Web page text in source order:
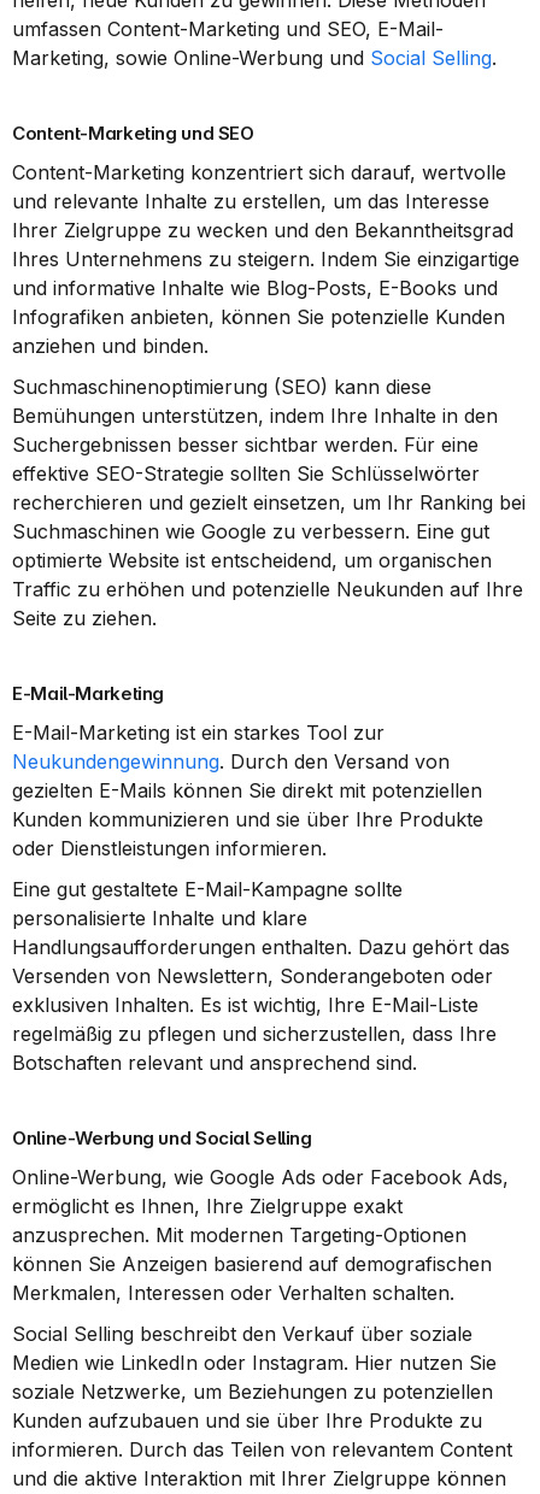
umfassen Content-Marketing und SEO, E-Mail-
Marketing, sowie Online-Werbung und Social Selling.
Content-Marketing und SEO
Content-Marketing konzentriert sich darauf, wertvolle
und relevante Inhalte zu erstellen, um das Interesse
Ihrer Zielgruppe zu wecken und den Bekanntheitsgrad
Ihres Unternehmens zu steigern. Indem Sie einzigartige
und informative Inhalte wie Blog-Posts, E-Books und
Infografiken anbieten, können Sie potenzielle Kunden
anziehen und binden.
Suchmaschinenoptimierung (SEO) kann diese
Bemühungen unterstützen, indem Ihre Inhalte in den
Suchergebnissen besser sichtbar werden. Für eine
effektive SEO-Strategie sollten Sie Schlüsselwörter
recherchieren und gezielt einsetzen, um Ihr Ranking bei
Suchmaschinen wie Google zu verbessern. Eine gut
optimierte Website ist entscheidend, um organischen
Traffic zu erhöhen und potenzielle Neukunden auf Ihre
Seite zu ziehen.
E-Mail-Marketing
Neukundengewinnung. Durch den Versand von
gezielten E-Mails können Sie direkt mit potenziellen
Kunden kommunizieren und sie über Ihre Produkte
oder Dienstleistungen informieren.
Eine gut gestaltete E-Mail-Kampagne sollte
personalisierte Inhalte und klare
Handlungsaufforderungen enthalten. Dazu gehört das
Versenden von Newslettern, Sonderangeboten oder
exklusiven Inhalten. Es ist wichtig, Ihre E-Mail-Liste
regelmäßig zu pflegen und sicherzustellen, dass Ihre
Botschaften relevant und ansprechend sind.
Online-Werbung und Social Selling
Online-Werbung, wie Google Ads oder Facebook Ads,
ermöglicht es Ihnen, Ihre Zielgruppe exakt
anzusprechen. Mit modernen Targeting-Optionen
können Sie Anzeigen basierend auf demografischen
Merkmalen, Interessen oder Verhalten schalten.
Social Selling beschreibt den Verkauf über soziale
Medien wie LinkedIn oder Instagram. Hier nutzen Sie
soziale Netzwerke, um Beziehungen zu potenziellen
Kunden aufzubauen und sie über Ihre Produkte zu
informieren. Durch das Teilen von relevantem Content
und die aktive Interaktion mit Ihrer Zielgruppe können